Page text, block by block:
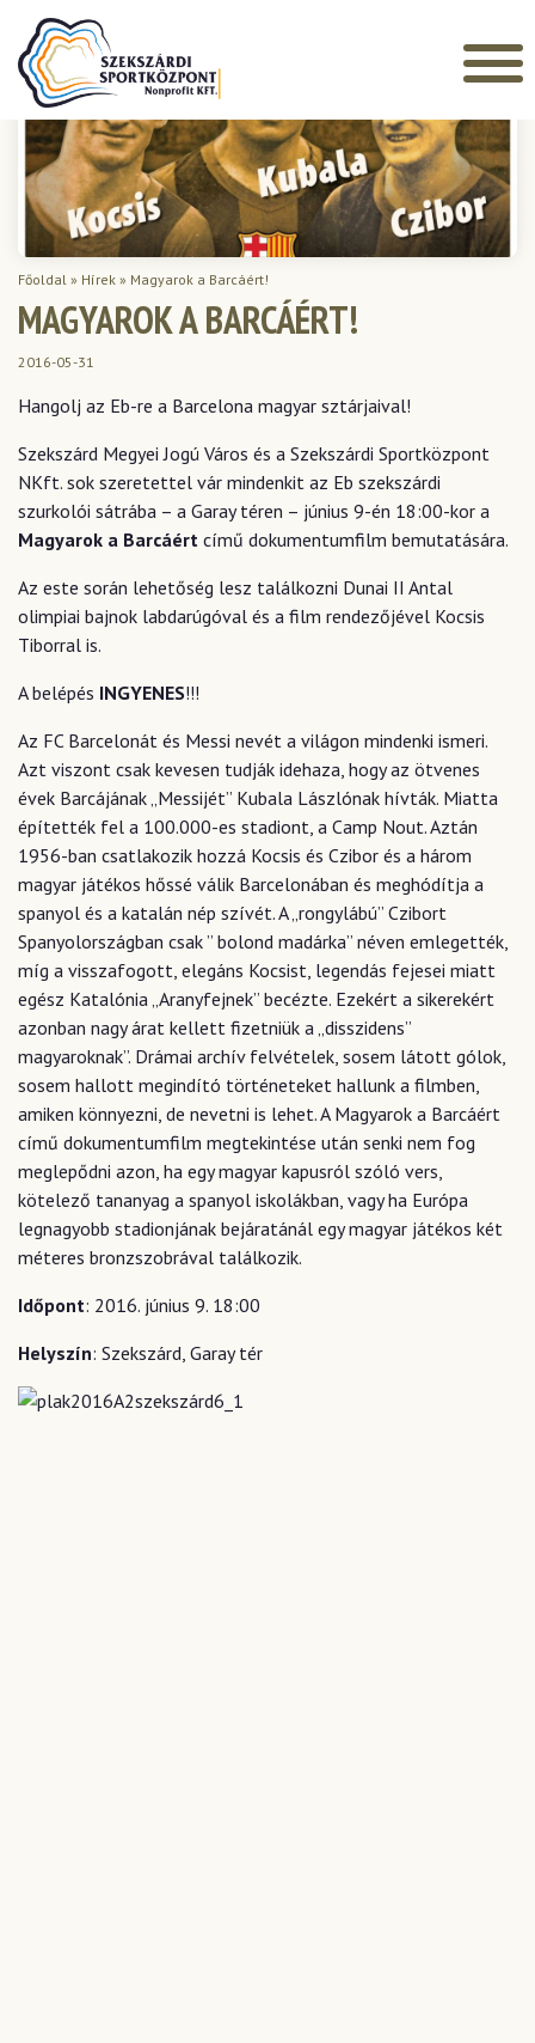
Főoldal » Hírek » Magyarok a Barcáért!
MAGYAROK A BARCÁÉRT!
2016-05-31
Hangolj az Eb-re a Barcelona magyar sztárjaival!
Szekszárd Megyei Jogú Város és a Szekszárdi Sportközpont
NKft. sok szeretettel vár mindenkit az Eb szekszárdi
szurkolói sátrába – a Garay téren – június 9-én 18:00-kor a
Magyarok a Barcáért című dokumentumfilm bemutatására.
Az este során lehetőség lesz találkozni Dunai II Antal
olimpiai bajnok labdarúgóval és a film rendezőjével Kocsis
Tiborral is.
A belépés INGYENES!!!
Az FC Barcelonát és Messi nevét a világon mindenki ismeri.
Azt viszont csak kevesen tudják idehaza, hogy az ötvenes
évek Barcájának „Messijét” Kubala Lászlónak hívták. Miatta
építették fel a 100.000-es stadiont, a Camp Nout. Aztán
1956-ban csatlakozik hozzá Kocsis és Czibor és a három
magyar játékos hőssé válik Barcelonában és meghódítja a
spanyol és a katalán nép szívét. A „rongylábú” Czibort
Spanyolországban csak ” bolond madárka” néven emlegették,
míg a visszafogott, elegáns Kocsist, legendás fejesei miatt
egész Katalónia „Aranyfejnek” becézte. Ezekért a sikerekért
azonban nagy árat kellett fizetniük a „disszidens”
magyaroknak”. Drámai archív felvételek, sosem látott gólok,
sosem hallott megindító történeteket hallunk a filmben,
amiken könnyezni, de nevetni is lehet. A Magyarok a Barcáért
című dokumentumfilm megtekintése után senki nem fog
meglepődni azon, ha egy magyar kapusról szóló vers,
kötelező tananyag a spanyol iskolákban, vagy ha Európa
legnagyobb stadionjának bejáratánál egy magyar játékos két
méteres bronzszobrával találkozik.
Időpont: 2016. június 9. 18:00
Helyszín: Szekszárd, Garay tér